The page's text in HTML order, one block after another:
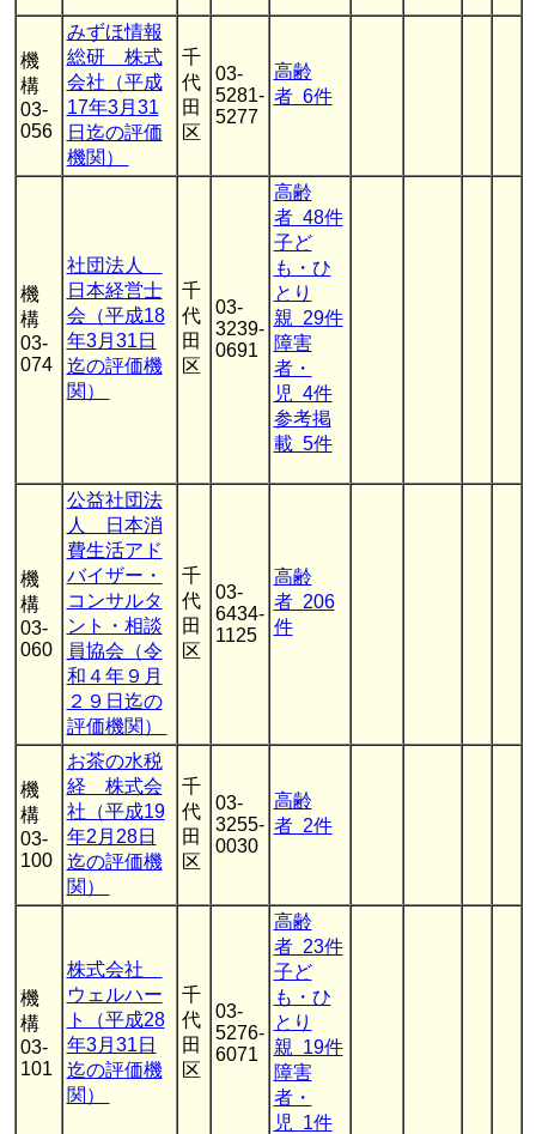
機
構
03-
056
みずほ情報
総研 株式
会社（平成
17年3月31
日迄の評価
機関）
千
代
田
区
03-
5281-
5277
高齢
者 6件
機
構
03-
074
社団法人
日本経営士
会（平成18
年3月31日
迄の評価機
関）
千
代
田
区
03-
3239-
0691
高齢
者 48件
子ど
も・ひ
とり
親 29件
障害
者・
児 4件
参考掲
載 5件
機
構
03-
060
公益社団法
人 日本消
費生活アド
バイザー・
コンサルタ
ント・相談
員協会（令
和４年９月
２９日迄の
評価機関）
千
代
田
区
03-
6434-
1125
高齢
者 206
件
機
構
03-
100
お茶の水税
経 株式会
社（平成19
年2月28日
迄の評価機
関）
千
代
田
区
03-
3255-
0030
高齢
者 2件
機
構
03-
101
株式会社
ウェルハー
ト（平成28
年3月31日
迄の評価機
関）
千
代
田
区
03-
5276-
6071
高齢
者 23件
子ど
も・ひ
とり
親 19件
障害
者・
児 1件